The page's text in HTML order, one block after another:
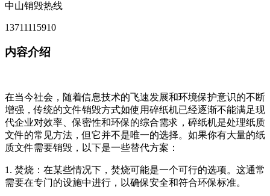
中山销毁热线
13711115910
内容介绍
在当今社会，随着信息技术的飞速发展和环境保护意识的不断
增强，传统的文件销毁方式如使用碎纸机已经逐渐不能满足现
代企业对效率、保密性和环保的综合需求，碎纸机是处理纸质
文件的常见方法，但它并不是唯一的选择。如果你有大量的纸
质文件需要销毁，以下是一些替代方案：
1. 焚烧：在某些情况下，焚烧可能是一个可行的选项。这通常
需要在专门的设施中进行，以确保安全和符合环保标准。